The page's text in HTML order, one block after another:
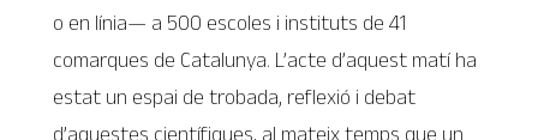
o en línia— a 500 escoles i instituts de 41
comarques de Catalunya. L’acte d’aquest matí ha
estat un espai de trobada, reflexió i debat
d’aquestes científiques, al mateix temps que un